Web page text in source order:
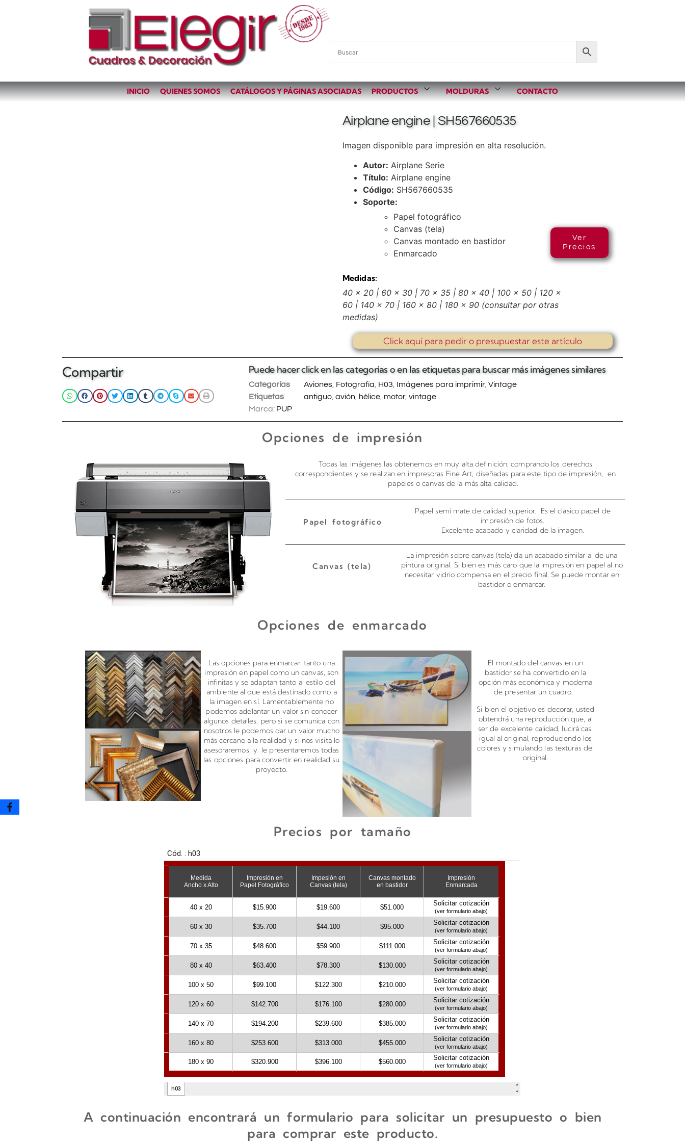
INICIO QUIENES SOMOS CATÁLOGOS Y PÁGINAS ASOCIADAS PRODUCTOS MOLDURAS CONTACTO
Airplane engine | SH567660535
Imagen disponible para impresión en alta resolución.
Autor: Airplane Serie
Título: Airplane engine
Código: SH567660535
Soporte:
Papel fotográfico
Canvas (tela)
Canvas montado en bastidor
Enmarcado
Medidas:
40 x 20 | 60 x 30 | 70 x 35 | 80 x 40 | 100 x 50 | 120 x
60 | 140 x 70 | 160 x 80 | 180 x 90 (consultar por otras
medidas)
Ver
Precios
Click aquí para pedir o presupuestar este artículo
Compartir Puede hacer click en las categorías o en las etiquetas para buscar más imágenes similares
Categorías Aviones, Fotografía, H03, Imágenes para imprimir, Vintage
Etiquetas
antiguo, avión, hélice, motor, vintage
Marca: PUP
Opciones de impresión
Todas las imágenes las obtenemos en muy alta definición, comprando los derechos
correspondientes y se realizan en impresoras Fine Art, diseñadas para este tipo de impresión, en
papeles o canvas de la más alta calidad.
Papel fotográfico
Papel semi mate de calidad superior. Es el clásico papel de
impresión de fotos.
Excelente acabado y claridad de la imagen.
Canvas (tela)
La impresión sobre canvas (tela) da un acabado similar al de una
pintura original. Si bien es más caro que la impresión en papel al no
necesitar vidrio compensa en el precio final. Se puede montar en
bastidor o enmarcar.
Opciones de enmarcado
Las opciones para enmarcar, tanto una
impresión en papel como un canvas, son
infinitas y se adaptan tanto al estilo del
ambiente al que está destinado como a
la imagen en sí. Lamentablemente no
podemos adelantar un valor sin conocer
algunos detalles, pero si se comunica con
nosotros le podemos dar un valor mucho
más cercano a la realidad y si nos visita lo
asesoraremos y le presentaremos todas
las opciones para convertir en realidad su
proyecto.
El montado del canvas en un
bastidor se ha convertido en la
opción más económica y moderna
de presentar un cuadro.
Si bien el objetivo es decorar, usted
obtendrá una reproducción que, al
ser de excelente calidad, lucirá casi
igual al original, reproduciendo los
colores y simulando las texturas del
original.
Precios por tamaño
A continuación encontrará un formulario para solicitar un presupuesto o bien
para comprar este producto.